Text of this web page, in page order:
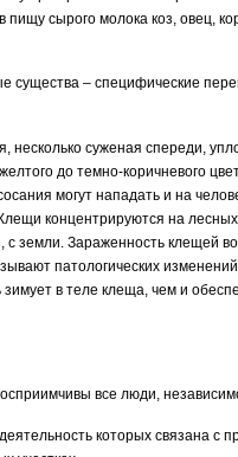
пищу сырого молока коз, овец,
существа – специфические
несколько суженая спереди,
до темно-коричневого
могут нападать и на
концентрируются на
с земли. Зараженность клещей
патологических
в теле клеща, чем и
все люди,
которых связана с